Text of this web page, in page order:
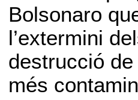
Bolsonaro
l’extermini
destrucció
més